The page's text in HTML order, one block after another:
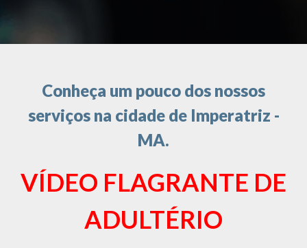
Conheça um pouco dos nossos
serviços na cidade de Imperatriz -
MA.
VÍDEO FLAGRANTE DE
ADULTÉRIO